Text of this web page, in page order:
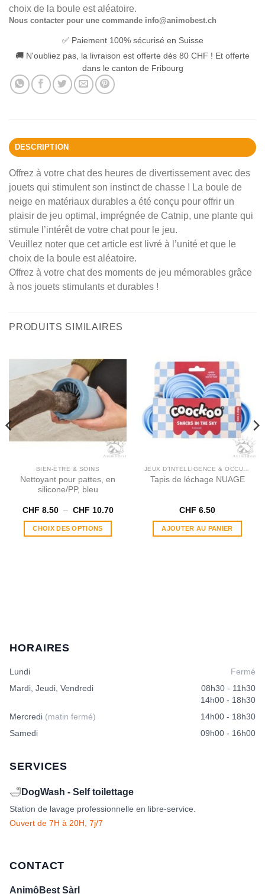
choix de la boule est aléatoire.
Nous contacter pour une commande info@animobest.ch
✅ Paiement 100% sécurisé en Suisse
🚚 N'oubliez pas, la livraison est offerte dès 80 CHF ! Et offerte
dans le canton de Fribourg
DESCRIPTION
Offrez à votre chat des heures de divertissement avec des
jouets qui stimulent son instinct de chasse ! La boule de
neige en matériaux durables a été conçu pour offrir un
plaisir de jeu optimal, imprégnée de Catnip, une plante qui
stimule l’intérêt de votre chat pour le jeu.
Veuillez noter que cet article est livré à l’unité et que le
choix de la boule est aléatoire.
Offrez à votre chat des moments de jeu mémorables grâce
à nos jouets stimulants et durables !
PRODUITS SIMILAIRES
BIEN-ÊTRE & SOINS
Nettoyant pour pattes, en
silicone/PP, bleu
CHF 8.50 – CHF 10.70Plage
CHOIX DES OPTIONS
choisies
page
Tapis de léchage NUAGE
CHF 6.50
AJOUTER AU PANIER
HORAIRES
Lundi
Fermé
Mardi, Jeudi, Vendredi
08h30 - 11h30
14h00 - 18h30
Mercredi (matin fermé)
14h00 - 18h30
Samedi
09h00 - 16h00
SERVICES
🛁 DogWash - Self toilettage
Station de lavage professionnelle en libre-service.
Ouvert de 7H à 20H, 7j/7
CONTACT
AnimôBest Sàrl